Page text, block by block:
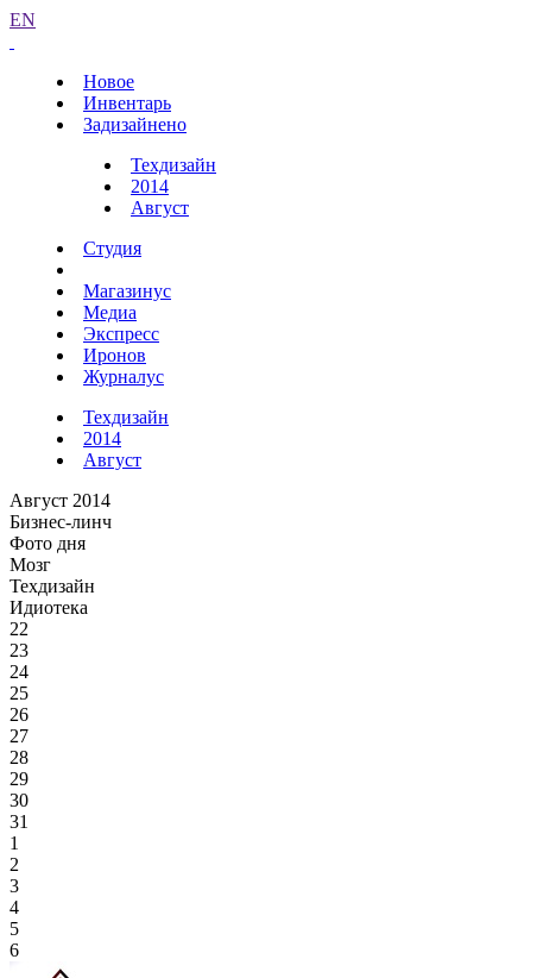
EN
Новое
Инвентарь
Задизайнено
Техдизайн
2014
Август
Студия
Магазинус
Медиа
Экспресс
Иронов
Журналус
Техдизайн
2014
Август
Август 2014
Бизнес-линч
Фото дня
Мозг
Техдизайн
Идиотека
22
23
24
25
26
27
28
29
30
31
1
2
3
4
5
6